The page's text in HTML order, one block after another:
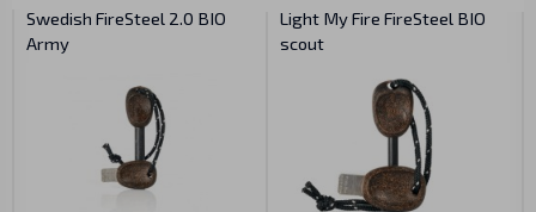
Swedish FireSteel 2.0 BIO
Army
Light My Fire FireSteel BIO
scout